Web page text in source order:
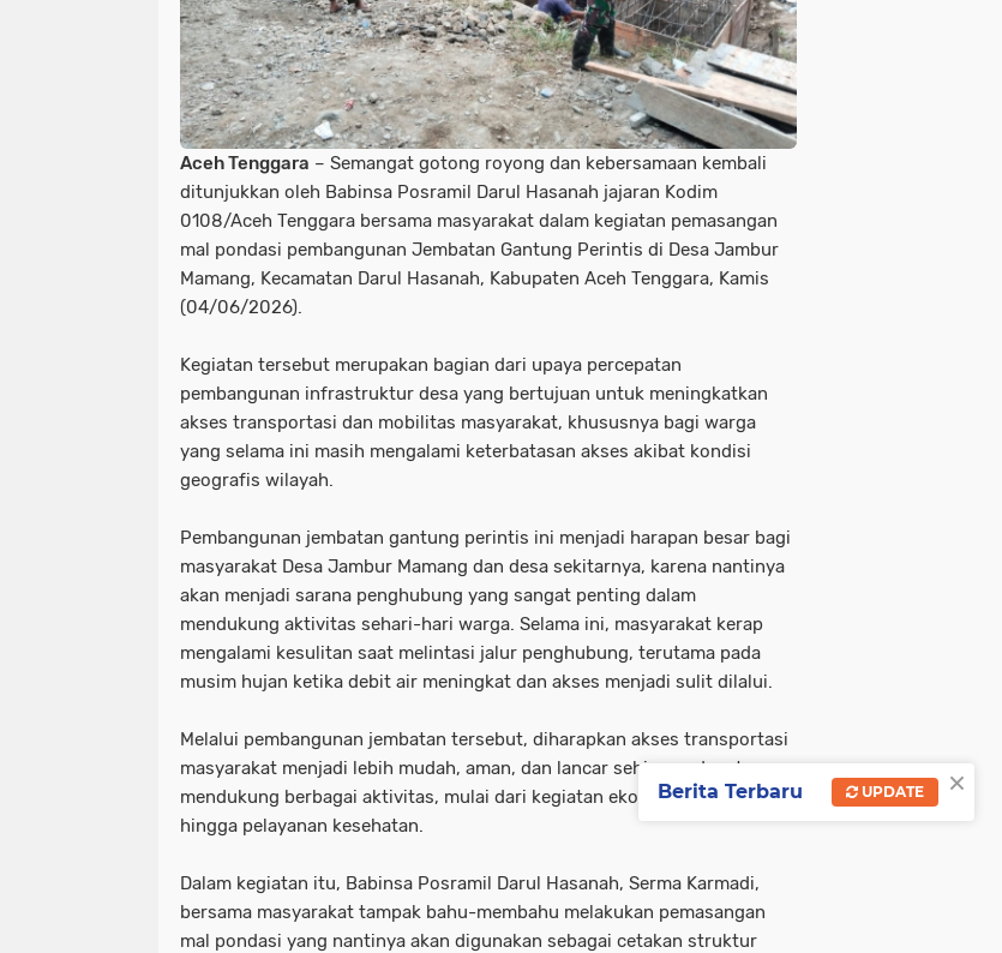
Aceh Tenggara – Semangat gotong royong dan kebersamaan kembali
ditunjukkan oleh Babinsa Posramil Darul Hasanah jajaran Kodim
0108/Aceh Tenggara bersama masyarakat dalam kegiatan pemasangan
mal pondasi pembangunan Jembatan Gantung Perintis di Desa Jambur
Mamang, Kecamatan Darul Hasanah, Kabupaten Aceh Tenggara, Kamis
(04/06/2026).
Kegiatan tersebut merupakan bagian dari upaya percepatan
pembangunan infrastruktur desa yang bertujuan untuk meningkatkan
akses transportasi dan mobilitas masyarakat, khususnya bagi warga
yang selama ini masih mengalami keterbatasan akses akibat kondisi
geografis wilayah.
Pembangunan jembatan gantung perintis ini menjadi harapan besar bagi
masyarakat Desa Jambur Mamang dan desa sekitarnya, karena nantinya
akan menjadi sarana penghubung yang sangat penting dalam
mendukung aktivitas sehari-hari warga. Selama ini, masyarakat kerap
mengalami kesulitan saat melintasi jalur penghubung, terutama pada
musim hujan ketika debit air meningkat dan akses menjadi sulit dilalui.
Melalui pembangunan jembatan tersebut, diharapkan akses transportasi
masyarakat menjadi lebih mudah, aman, dan lancar sehingga dapat
mendukung berbagai aktivitas, mulai dari kegiatan ekonomi, pendidikan,
hingga pelayanan kesehatan.
Dalam kegiatan itu, Babinsa Posramil Darul Hasanah, Serma Karmadi,
bersama masyarakat tampak bahu-membahu melakukan pemasangan
mal pondasi yang nantinya akan digunakan sebagai cetakan struktur
×
Berita Terbaru UPDATE